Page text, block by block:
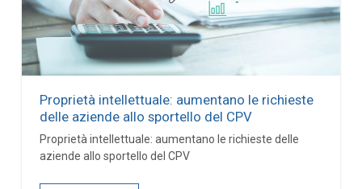
Proprietà intellettuale: aumentano le richieste
delle aziende allo sportello del CPV
Proprietà intellettuale: aumentano le richieste delle
aziende allo sportello del CPV